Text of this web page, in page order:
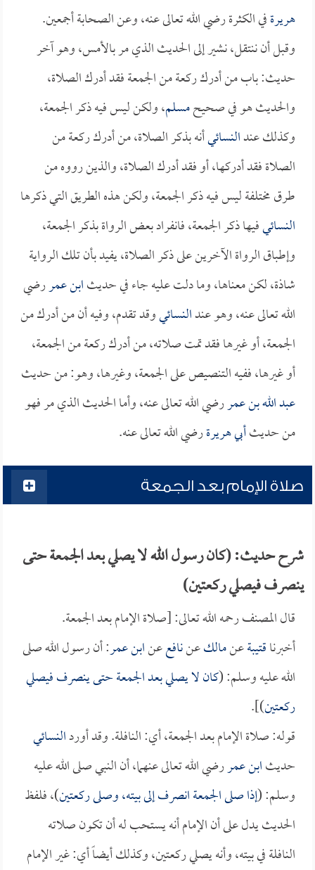
هريرةفي الكثرة رضي الله تعالى عنه، وعن الصحابة أجمعين.
وقبل أن ننتقل، نشير إلى الحديث الذي مر بالأمس، وهو آخر
حديث: باب من أدرك ركعة من الجمعة فقد أدرك الصلاة،
والحديث هو في صحيحمسلم، ولكن ليس فيه ذكر الجمعة،
وكذلك عندالنسائيأنه بذكر الصلاة، من أدرك ركعة من
الصلاة فقد أدركها، أو فقد أدرك الصلاة، والذين رووه من
طرق مختلفة ليس فيه ذكر الجمعة، ولكن هذه الطريق التي ذكرها
النسائيفيها ذكر الجمعة، فانفراد بعض الرواة بذكر الجمعة،
وإطباق الرواة الآخرين على ذكر الصلاة، يفيد بأن تلك الرواية
شاذة، لكن معناها، وما دلت عليه جاء في حديثابن عمررضي
الله تعالى عنه، وهو عندالنسائيوقد تقدم، وفيه أن من أدرك من
الجمعة، أو غيرها فقد تمت صلاته، من أدرك ركعة من الجمعة،
أو غيرها، ففيه التنصيص على الجمعة، وغيرها، وهو: من حديث
عبد الله بن عمررضي الله تعالى عنه، وأما الحديث الذي مر فهو
من حديثأبي هريرةرضي الله تعالى عنه.
صلاة الإمام بعد الجمعة
شرح حديث: (كان رسول الله لا يصلي بعد الجمعة حتى
ينصرف فيصلي ركعتين)
قال المصنف رحمه الله تعالى: [صلاة الإمام بعد الجمعة.
أخبرناقتيبةعنمالكعننافععنابن عمر: أن رسول الله صلى
الله عليه وسلم: (كان لا يصلي بعد الجمعة حتى ينصرف فيصلي
ركعتين)].
قوله: صلاة الإمام بعد الجمعة، أي: النافلة. وقد أوردالنسائي
حديثابن عمررضي الله تعالى عنهما، أن النبي صلى الله عليه
وسلم: (إذا صلى الجمعة انصرف إلى بيته، وصلى ركعتين)، فلفظ
الحديث يدل على أن الإمام أنه يستحب له أن تكون صلاته
النافلة في بيته، وأنه يصلي ركعتين، وكذلك أيضاً أي: غير الإمام